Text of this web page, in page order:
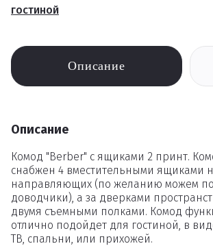
гостиной
Описание
Описание
Комод "Berber" с ящиками 2 принт.
снабжен 4 вместительными ящиками
направляющих (по желанию можем
доводчики), а за дверками
двумя съемными полками. Комод
отлично подойдет для гостиной, в
ТВ, спальни, или прихожей.